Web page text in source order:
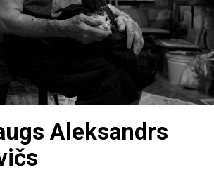
Aleksandrs